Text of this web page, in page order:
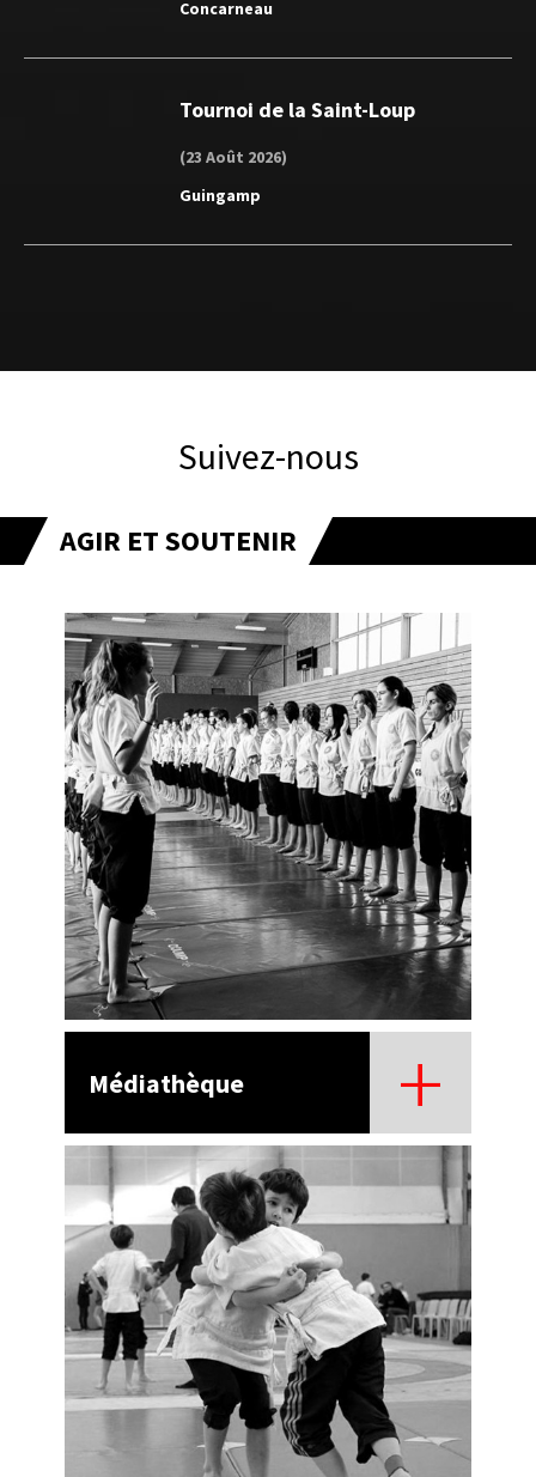
Concarneau
Tournoi de la Saint-Loup
(23 Août 2026)
Guingamp
Suivez-nous
AGIR ET SOUTENIR
Médiathèque